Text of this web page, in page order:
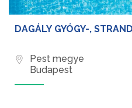
DAGÁLY GYÓGY-,
Pest megye
Budapest